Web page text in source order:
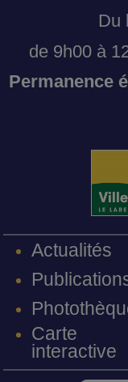
Du
de 9h00 à
Permanence
Actualités
Carte
interactive